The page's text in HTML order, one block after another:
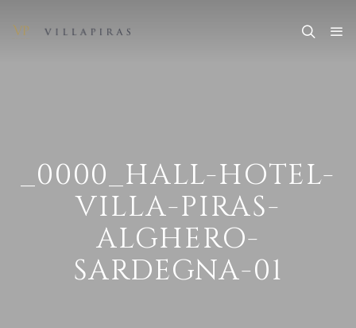
_0000_HALL-HOTEL-
VILLA-PIRAS-
ALGHERO-
SARDEGNA-01